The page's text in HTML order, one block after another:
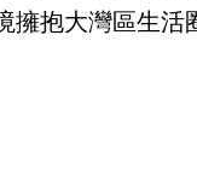
擁抱大灣區生活